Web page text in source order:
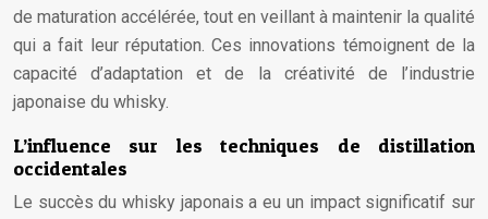
de maturation accélérée, tout en veillant à maintenir la qualité
qui a fait leur réputation. Ces innovations témoignent de la
capacité d’adaptation et de la créativité de l’industrie
japonaise du whisky.
L’influence sur les techniques de distillation
occidentales
Le succès du whisky japonais a eu un impact significatif sur